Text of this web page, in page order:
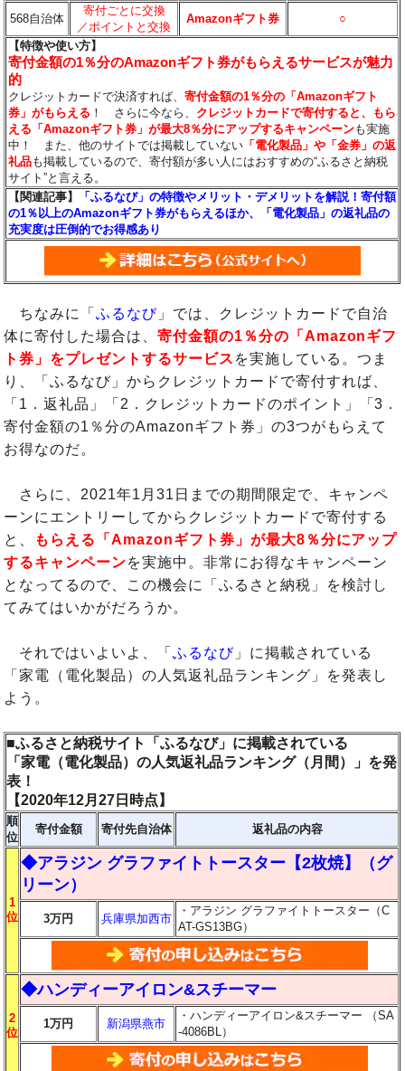
568自治体
寄付ごとに交換
／ポイントと交換
Amazonギフト券
○
【特徴や使い方】
寄付金額の1％分のAmazonギフト券がもらえるサービスが魅力
的
クレジットカードで決済すれば、寄付金額の1％分の「Amazonギフト
券」がもらえる ！ さらに今なら、 クレジットカードで寄付すると、もら
える「Amazonギフト券」が最大8％分にアップするキャンペーンも実施
中！ また、他のサイトでは掲載していない 「電化製品」や「金券」の返
礼品も掲載しているので、寄付額が多い人にはおすすめの“ふるさと納税
サイト”と言える。
【関連記事】
「ふるなび」の特徴やメリット・デメリットを解説！寄付額
の1％以上のAmazonギフト券がもらえるほか、「電化製品」の返礼品の
充実度は圧倒的でお得感あり
ちなみに「ふるなび 」では、クレジットカードで自治
体に寄付した場合は、寄付金額の1％分の「Amazonギフ
ト券」をプレゼントするサービス を実施している。つま
り、「ふるなび」からクレジットカードで寄付すれば、
「1．返礼品」「2．クレジットカードのポイント」「3．
寄付金額の1％分のAmazonギフト券」の3つがもらえて
お得なのだ。
さらに、2021年1月31日までの期間限定で、キャンペ
ーンにエントリーしてからクレジットカードで寄付する
と、
もらえる「Amazonギフト券」が最大8％分にアップ
するキャンペーンを実施中。非常にお得なキャンペーン
となってるので、この機会に「ふるさと納税」を検討し
てみてはいかがだろうか。
それではいよいよ、「ふるなび」に掲載されている
「家電（電化製品）の人気返礼品ランキング」を発表し
よう。
■ふるさと納税サイト「ふるなび」に掲載されている
「家電（電化製品）の人気返礼品ランキング（月間）」を発
表！
【2020年12月27日時点】
順
位
寄付金額 寄付先自治体 返礼品の内容
1
位
◆アラジン グラファイトトースター【2枚焼】（グ
リーン）
3万円 兵庫県加西市
・アラジン グラファイトトースター（C
AT-GS13BG）
2
位
◆ハンディーアイロン&スチーマー
1万円 新潟県燕市
・ハンディーアイロン&スチーマー （SA
-4086BL）